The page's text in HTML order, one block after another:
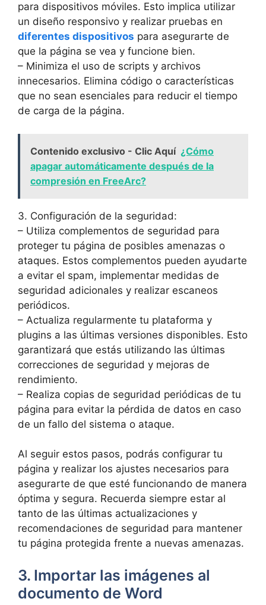
para dispositivos móviles. Esto implica utilizar
un diseño responsivo y realizar pruebas en
diferentes dispositivos para asegurarte de
que la página se vea y funcione bien.
– Minimiza el uso de scripts y archivos
innecesarios. Elimina código o características
que no sean esenciales para reducir el tiempo
de carga de la página.
Contenido exclusivo - Clic Aquí ¿Cómo
apagar automáticamente después de la
compresión en FreeArc?
3. Configuración de la seguridad:
– Utiliza complementos de seguridad para
proteger tu página de posibles amenazas o
ataques. Estos complementos pueden ayudarte
a evitar el spam, implementar medidas de
seguridad adicionales y realizar escaneos
periódicos.
– Actualiza regularmente tu plataforma y
plugins a las últimas versiones disponibles. Esto
garantizará que estás utilizando las últimas
correcciones de seguridad y mejoras de
rendimiento.
– Realiza copias de seguridad periódicas de tu
página para evitar la pérdida de datos en caso
de un fallo del sistema o ataque.
Al seguir estos pasos, podrás configurar tu
página y realizar los ajustes necesarios para
asegurarte de que esté funcionando de manera
óptima y segura. Recuerda siempre estar al
tanto de las últimas actualizaciones y
recomendaciones de seguridad para mantener
tu página protegida frente a nuevas amenazas.
3. Importar las imágenes al
documento de Word